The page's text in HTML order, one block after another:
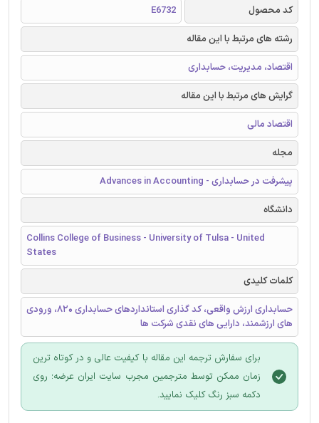
کد محصول
E6732
رشته های مرتبط با این مقاله
اقتصاد، مدیریت، حسابداری
گرایش های مرتبط با این مقاله
اقتصاد مالی
مجله
پیشرفت در حسابداری - Advances in Accounting
دانشگاه
Collins College of Business - University of Tulsa - United
States
کلمات کلیدی
حسابداری ارزش واقعی، کد گذاری استانداردهای حسابداری 820، ورودی
های ارزشمند، دارایی های نقدی شرکت ها
برای سفارش ترجمه این مقاله با کیفیت عالی و در کوتاه ترین
زمان ممکن توسط مترجمین مجرب سایت ایران عرضه؛ روی
دکمه سبز رنگ کلیک نمایید.